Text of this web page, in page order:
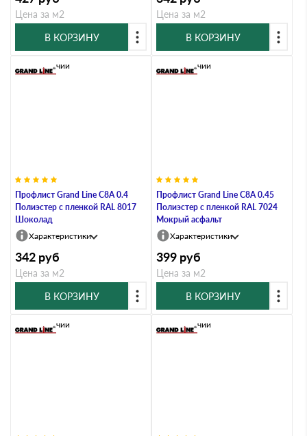
Цена за м2
В КОРЗИНУ
Цена за м2
В КОРЗИНУ
Профлист Grand Line C8А 0.4
Полиэстер с пленкой RAL 8017
Шоколад
В наличии
Характеристики
342 руб
Цена за м2
В КОРЗИНУ
Профлист Grand Line C8А 0.45
Полиэстер с пленкой RAL 7024
Мокрый асфальт
В наличии
Характеристики
399 руб
Цена за м2
В КОРЗИНУ
В наличии В наличии